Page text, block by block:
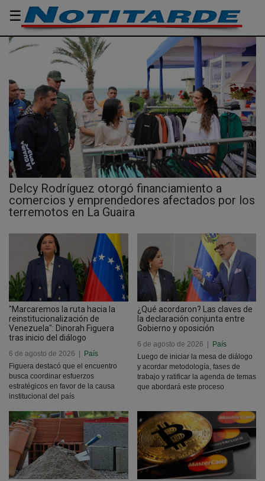
☰
Delcy Rodríguez otorgó financiamiento a
comercios y emprendedores afectados por los
terremotos en La Guaira
"Marcaremos la ruta hacia la
reinstitucionalización de
Venezuela": Dinorah Figuera
tras inicio del diálogo
6 de agosto de 2026
País
Figuera destacó que el encuentro
busca coordinar esfuerzos
estratégicos en favor de la causa
institucional del país
¿Qué acordaron? Las claves de
la declaración conjunta entre
Gobierno y oposición
6 de agosto de 2026
País
Luego de iniciar la mesa de diálogo
y acordar metodología, fases de
trabajo y ratificar la agenda de temas
que abordará este proceso